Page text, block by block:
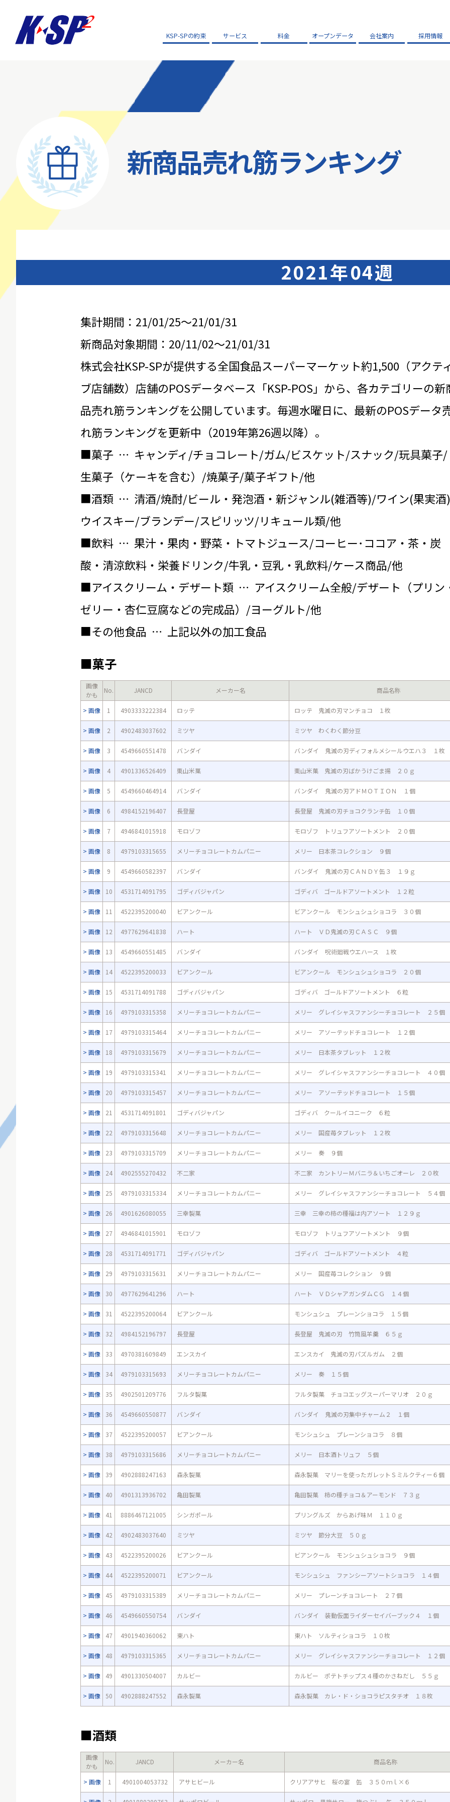
KSP-SPの約束 サービス 料金 オープンデータ 会社案内 採用情報
新商品売れ筋ランキング
2021年04週
集計期間：21/01/25～21/01/31
新商品対象期間：20/11/02～21/01/31
株式会社KSP-SPが提供する全国食品スーパーマーケット約1,500（アクテ
ブ店舗数）店舗のPOSデータベース「KSP-POS」から、各カテゴリーの新
品売れ筋ランキングを公開しています。毎週水曜日に、最新のPOSデータ
れ筋ランキングを更新中（2019年第26週以降）。
■菓子 … キャンディ/チョコレート/ガム/ビスケット/スナック/玩具菓子/
生菓子（ケーキを含む）/焼菓子/菓子ギフト/他
■酒類 … 清酒/焼酎/ビール・発泡酒・新ジャンル(雑酒等)/ワイン(果実
ウイスキー/ブランデー/スピリッツ/リキュール類/他
■飲料 … 果汁・果肉・野菜・トマトジュース/コーヒー･ココア・茶・炭
酸・清涼飲料・栄養ドリンク/牛乳・豆乳・乳飲料/ケース商品/他
■アイスクリーム・デザート類 … アイスクリーム全般/デザート（プリン
ゼリー・杏仁豆腐などの完成品）/ヨーグルト/他
■その他食品 … 上記以外の加工食品
■菓子
画像
かも
No. JANCD メーカー名 商品名称
画像 1 4903333222384 ロッテ ロッテ 鬼滅の刃マンチョコ １枚
画像 2 4902483037602 ミツヤ ミツヤ わくわく節分豆
画像 3 4549660551478 バンダイ バンダイ 鬼滅の刃ディフォルメシールウエハ３ １枚
画像 4 4901336526409 栗山米菓 栗山米菓 鬼滅の刃ばかうけごま揚 ２０ｇ
画像 5 4549660464914 バンダイ バンダイ 鬼滅の刃アドＭＯＴＩＯＮ １個
画像 6 4984152196407 長登屋 長登屋 鬼滅の刃チョコクランチ缶 １０個
画像 7 4946841015918 モロゾフ モロゾフ トリュフアソートメント ２０個
画像 8 4979103315655 メリーチョコレートカムパニー メリー 日本茶コレクション ９個
画像 9 4549660582397 バンダイ バンダイ 鬼滅の刃ＣＡＮＤＹ缶３ １９ｇ
画像 10 4531714091795 ゴディバジャパン ゴディバ ゴールドアソートメント １２粒
画像 11 4522395200040 ビアンクール ビアンクール モンシュシュショコラ ３０個
画像 12 4977629641838 ハート ハート ＶＤ鬼滅の刃ＣＡＳＣ ９個
画像 13 4549660551485 バンダイ バンダイ 呪術廻戦ウエハース １枚
画像 14 4522395200033 ビアンクール ビアンクール モンシュシュショコラ ２０個
画像 15 4531714091788 ゴディバジャパン ゴディバ ゴールドアソートメント ６粒
画像 16 4979103315358 メリーチョコレートカムパニー メリー グレイシャスファンシーチョコレート ２５個
画像 17 4979103315464 メリーチョコレートカムパニー メリー アソーテッドチョコレート １２個
画像 18 4979103315679 メリーチョコレートカムパニー メリー 日本茶タブレット １２枚
画像 19 4979103315341 メリーチョコレートカムパニー メリー グレイシャスファンシーチョコレート ４０個
画像 20 4979103315457 メリーチョコレートカムパニー メリー アソーテッドチョコレート １５個
画像 21 4531714091801 ゴディバジャパン ゴディバ クールイコニーク ６粒
画像 22 4979103315648 メリーチョコレートカムパニー メリー 国産苺タブレット １２枚
画像 23 4979103315709 メリーチョコレートカムパニー メリー 奏 ９個
画像 24 4902555270432 不二家 不二家 カントリーＭバニラ＆いちごオーレ ２０枚
画像 25 4979103315334 メリーチョコレートカムパニー メリー グレイシャスファンシーチョコレート ５４個
画像 26 4901626080055 三幸製菓 三幸 三幸の柿の種福は内アソート １２９ｇ
画像 27 4946841015901 モロゾフ モロゾフ トリュフアソートメント ９個
画像 28 4531714091771 ゴディバジャパン ゴディバ ゴールドアソートメント ４粒
画像 29 4979103315631 メリーチョコレートカムパニー メリー 国産苺コレクション ９個
画像 30 4977629641296 ハート ハート ＶＤシャアガンダムＣＧ １４個
画像 31 4522395200064 ビアンクール モンシュシュ プレーンショコラ １５個
画像 32 4984152196797 長登屋 長登屋 鬼滅の刃 竹筒風羊羹 ６５ｇ
画像 33 4970381609849 エンスカイ エンスカイ 鬼滅の刃パズルガム ２個
画像 34 4979103315693 メリーチョコレートカムパニー メリー 奏 １５個
画像 35 4902501209776 フルタ製菓 フルタ製菓 チョコエッグスーパーマリオ ２０ｇ
画像 36 4549660550877 バンダイ バンダイ 鬼滅の刃集中チャーム２ １個
画像 37 4522395200057 ビアンクール モンシュシュ プレーンショコラ ８個
画像 38 4979103315686 メリーチョコレートカムパニー メリー 日本酒トリュフ ５個
画像 39 4902888247163 森永製菓 森永製菓 マリーを使ったガレットＳミルクティー６個
画像 40 4901313936702 亀田製菓 亀田製菓 柿の種チョコ＆アーモンド ７３ｇ
画像 41 8886467121005 シンガポール プリングルズ からあげ味Ｍ １１０ｇ
画像 42 4902483037640 ミツヤ ミツヤ 節分大豆 ５０ｇ
画像 43 4522395200026 ビアンクール ビアンクール モンシュシュショコラ ９個
画像 44 4522395200071 ビアンクール モンシュシュ ファンシーアソートショコラ １４個
画像 45 4979103315389 メリーチョコレートカムパニー メリー プレーンチョコレート ２７個
画像 46 4549660550754 バンダイ バンダイ 装動仮面ライダーセイバーブック４ １個
画像 47 4901940360062 東ハト 東ハト ソルティショコラ １０枚
画像 48 4979103315365 メリーチョコレートカムパニー メリー グレイシャスファンシーチョコレート １２個
画像 49 4901330504007 カルビー カルビー ポテトチップス４種のかさねだし ５５ｇ
画像 50 4902888247552 森永製菓 森永製菓 カレ・ド・ショコラピスタチオ １８枚
■酒類
画像
かも
No. JANCD メーカー名 商品名称
画像 1 4901004053732 アサヒビール クリアアサヒ 桜の宴 缶 ３５０ｍｌ×６